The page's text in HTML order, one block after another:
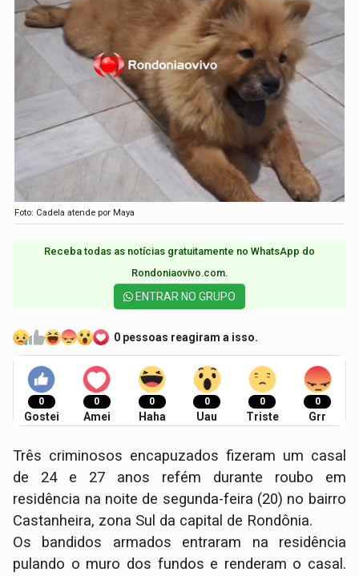
Foto: Cadela atende por Maya
Receba todas as notícias gratuitamente no WhatsApp do
Rondoniaovivo.com.​
ENTRAR NO GRUPO
0 pessoas reagiram a isso.
0
Gostei
0
Amei
0
Haha
0
Uau
0
Triste
0
Grr
Três criminosos encapuzados fizeram um casal
de 24 e 27 anos refém durante roubo em
residência na noite de segunda-feira (20) no bairro
Castanheira, zona Sul da capital de Rondônia.
Os bandidos armados entraram na residência
pulando o muro dos fundos e renderam o casal.